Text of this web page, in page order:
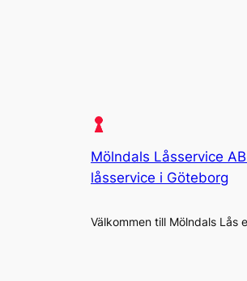
Mölndals Låsservice
låsservice i Göteborg
Välkommen till Mölndals Lås